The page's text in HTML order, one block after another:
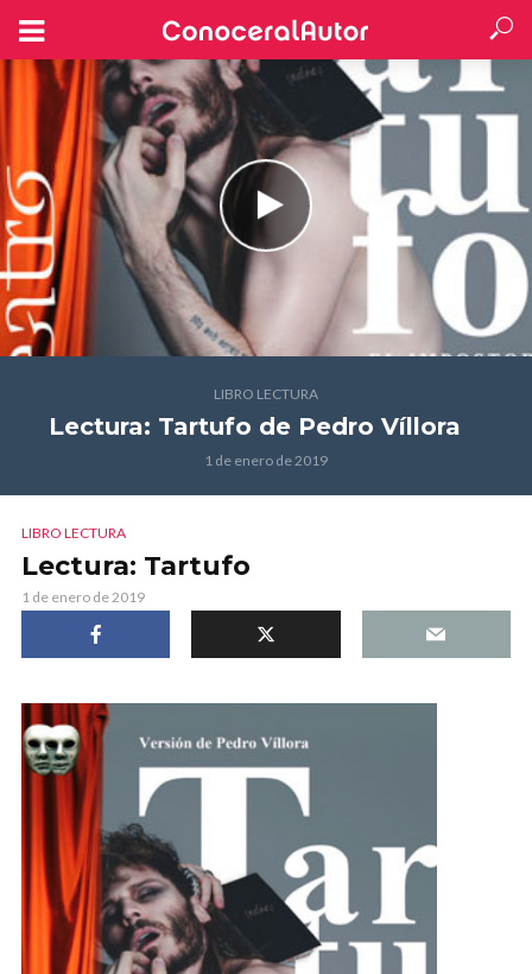
LIBRO LECTURA
Lectura: Tartufo de Pedro Víllora
1 de enero de 2019
LIBRO LECTURA
Lectura: Tartufo
1 de enero de 2019